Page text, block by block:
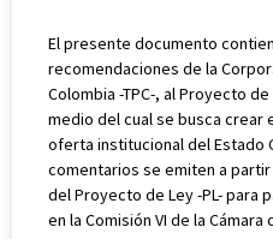
El presente documento
recomendaciones de la
Colombia -TPC-, al Proyecto
medio del cual se busca crear
oferta institucional del Estado
comentarios se emiten a
del Proyecto de Ley -PL- para
en la Comisión VI de la